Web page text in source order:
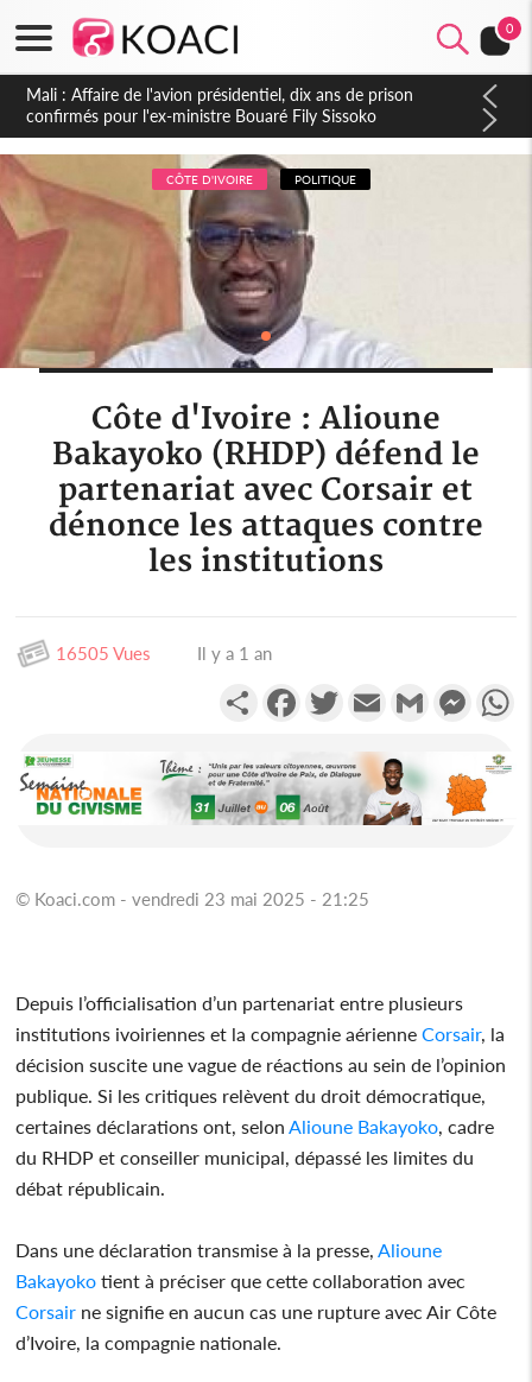
0
Nigeria : Le Togo et le Cameroun principaux acheteurs des
produits de la raffinerie Dangote en juillet
CÔTE D'IVOIRE POLITIQUE
Côte d'Ivoire : Alioune
Bakayoko (RHDP) défend le
partenariat avec Corsair et
dénonce les attaques contre
les institutions
16505 Vues Il y a 1 an
PartagerFacebookTwitterEmail Gmail
© Koaci.com - vendredi 23 mai 2025 - 21:25
Depuis l’officialisation d’un partenariat entre plusieurs
institutions ivoiriennes et la compagnie aérienne Corsair, la
décision suscite une vague de réactions au sein de l’opinion
publique. Si les critiques relèvent du droit démocratique,
certaines déclarations ont, selon Alioune Bakayoko, cadre
du RHDP et conseiller municipal, dépassé les limites du
débat républicain.
Dans une déclaration transmise à la presse, Alioune
Bakayoko tient à préciser que cette collaboration avec
Corsair ne signifie en aucun cas une rupture avec Air Côte
d’Ivoire, la compagnie nationale.